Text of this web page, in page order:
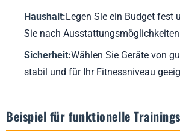
Haushalt:Legen Sie ein Budget fest
Sie nach
Sicherheit:Wählen Sie Geräte von
stabil und für Ihr Fitnessniveau
Beispiel für funktionelle